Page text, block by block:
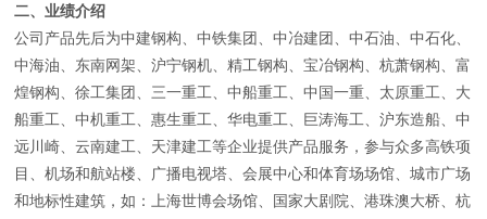
二、业绩介绍
公司产品先后为中建钢构、中铁集团、中冶建团、中石油、中石化、
中海油、东南网架、沪宁钢机、精工钢构、宝冶钢构、杭萧钢构、富
煌钢构、徐工集团、三一重工、中船重工、中国一重、太原重工、大
船重工、中机重工、惠生重工、华电重工、巨涛海工、沪东造船、中
远川崎、云南建工、天津建工等企业提供产品服务，参与众多高铁项
目、机场和航站楼、广播电视塔、会展中心和体育场场馆、城市广场
和地标性建筑，如：上海世博会场馆、国家大剧院、港珠澳大桥、杭